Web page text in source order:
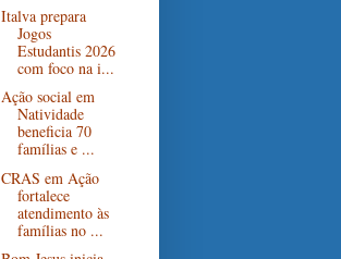
Italva prepara
Jogos
Estudantis 2026
com foco na i...
Ação social em
Natividade
beneficia 70
famílias e ...
CRAS em Ação
fortalece
atendimento às
famílias no ...